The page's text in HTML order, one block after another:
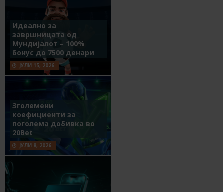
Идеално за
завршницата од
Мундијалот – 100%
бонус до 7500 денари
ЈУЛИ 15, 2026
Зголемени
коефициенти за
поголема добивка во
20Bet
ЈУЛИ 8, 2026